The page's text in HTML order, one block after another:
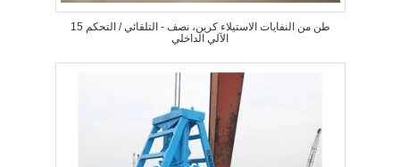
15 طن من النفايات الاستيلاء كرين، نصف - التلقائي / التحكم
الآلي الداخلي